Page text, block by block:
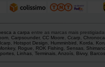
a carpa entre as marcas mais
, Carpsounder, CC Moore Ccarp
Hotspot Design Humminbird Korda
, Rogue ROK Fishing Sensas, Shimano
Linhas Terminais Anzoís Bivvy,